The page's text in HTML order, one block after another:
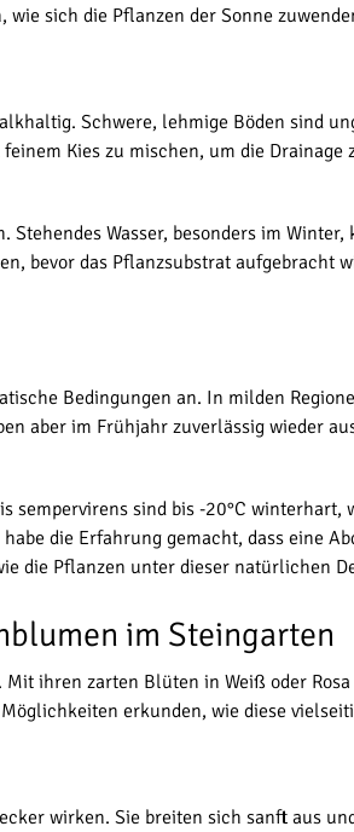
sich die Pflanzen der Sonne
Schwere, lehmige Böden sind
Kies zu mischen, um die
Wasser, besonders im
bevor das Pflanzsubstrat aufgebracht
Bedingungen an. In milden
aber im Frühjahr zuverlässig wieder
sind bis -20°C
die Erfahrung gemacht, dass eine
die Pflanzen unter dieser natürlichen
im Steingarten
ihren zarten Blüten in Weiß oder
erkunden, wie diese
wirken. Sie breiten sich sanft aus